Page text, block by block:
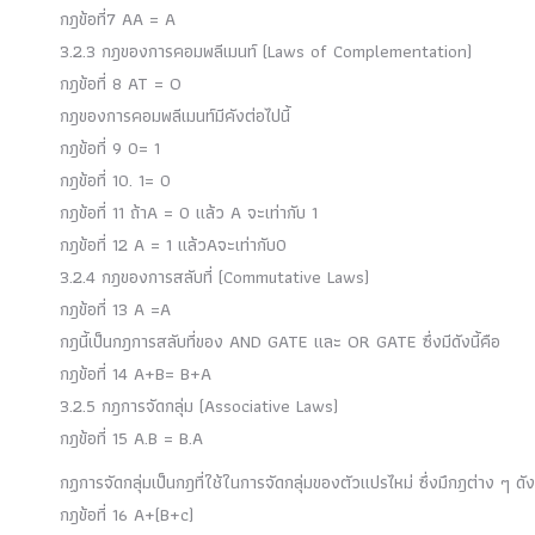
กฎข้อที่7 AA = A
3.2.3 กฎของการคอมพลีเมนท์ (Laws of Complementation)
กฎข้อที่ 8 AT = O
กฎของการคอมพลีเมนท์มีคังต่อไปนี้
กฎข้อที่ 9 0= 1
กฎข้อที่ 10. 1= 0
กฎข้อที่ 11 ถ้าA = 0 แล้ว A จะเท่ากับ 1
กฎข้อที่ 12 A = 1 แล้วAจะเท่ากับ0
3.2.4 กฎของการสลับที่ (Commutative Laws)
กฎข้อที่ 13 A =A
กฎนี้เป็นกฎการสลับที่ของ AND GATE และ OR GATE ซึ่งมีดังนี้คือ
กฎข้อที่ 14 A+B= B+A
3.2.5 กฎการจัดกลุ่ม (Associative Laws)
กฎข้อที่ 15 A.B = B.A
กฏการจัดกลุ่มเป็นกฎที่ใช้ในการจัดกลุ่มของตัวแปรไหม่ ซึ่งมึกฎต่าง ๆ ดั
กฎข้อที่ 16 A+(B+c)